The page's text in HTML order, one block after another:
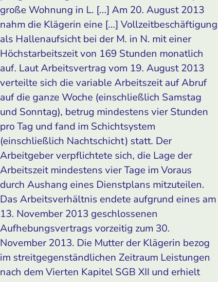
große Wohnung in L. [...] Am 20. August 2013
nahm die Klägerin eine [...] Vollzeitbeschäftigung
als Hallenaufsicht bei der M. in N. mit einer
Höchstarbeitszeit von 169 Stunden monatlich
auf. Laut Arbeitsvertrag vom 19. August 2013
verteilte sich die variable Arbeitszeit auf Abruf
auf die ganze Woche (einschließlich Samstag
und Sonntag), betrug mindestens vier Stunden
pro Tag und fand im Schichtsystem
(einschließlich Nachtschicht) statt. Der
Arbeitgeber verpflichtete sich, die Lage der
Arbeitszeit mindestens vier Tage im Voraus
durch Aushang eines Dienstplans mitzuteilen.
Das Arbeitsverhältnis endete aufgrund eines am
13. November 2013 geschlossenen
Aufhebungsvertrags vorzeitig zum 30.
November 2013. Die Mutter der Klägerin bezog
im streitgegenständlichen Zeitraum Leistungen
nach dem Vierten Kapitel SGB XII und erhielt